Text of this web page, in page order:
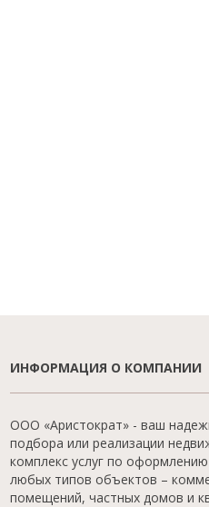
ИНФОРМАЦИЯ О КОМПАНИИ
ООО «Аристократ» - ваш
подбора или реализации
комплекс услуг по
любых типов объектов –
помещений, частных домов и